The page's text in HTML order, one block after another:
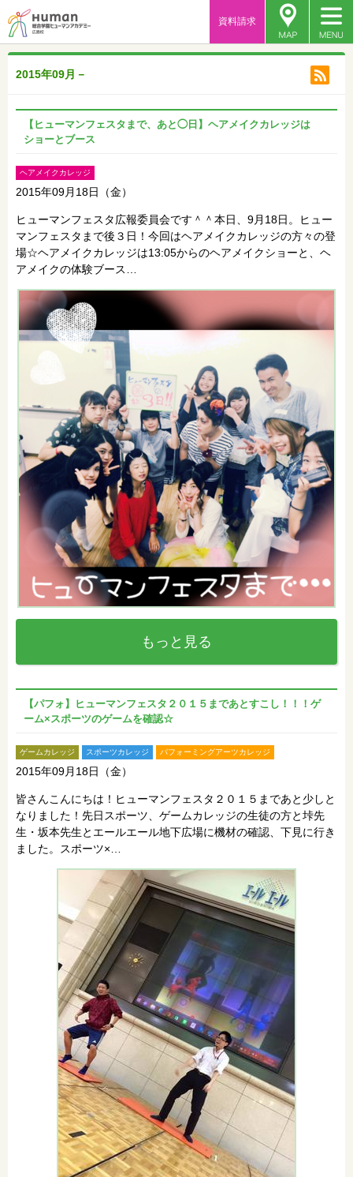
資料請求
2015年09月－
【ヒューマンフェスタまで、あと◯日】ヘアメイクカレッジは
ショーとブース
ヘアメイクカレッジ
2015年09月18日（金）
ヒューマンフェスタ広報委員会です＾＾本日、9月18日。ヒュー
マンフェスタまで後３日！今回はヘアメイクカレッジの方々の登
場☆ヘアメイクカレッジは13:05からのヘアメイクショーと、ヘ
アメイクの体験ブース…
もっと見る
【パフォ】ヒューマンフェスタ２０１５まであとすこし！！！ゲ
ーム×スポーツのゲームを確認☆
ゲームカレッジ スポーツカレッジ パフォーミングアーツカレッジ
2015年09月18日（金）
皆さんこんにちは！ヒューマンフェスタ２０１５まであと少しと
なりました！先日スポーツ、ゲームカレッジの生徒の方と垰先
生・坂本先生とエールエール地下広場に機材の確認、下見に行き
ました。スポーツ×…